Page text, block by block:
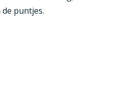
puntjes.